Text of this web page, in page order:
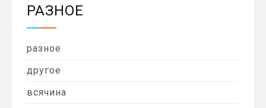
РАЗНОЕ
разное
другое
всячина